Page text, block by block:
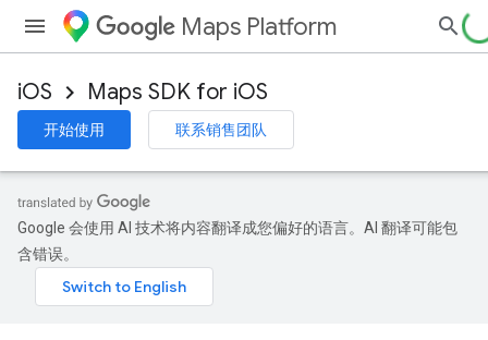
Maps Platform
iOS Maps SDK for iOS
开始使用 联系销售团队
Google 会使用 AI 技术将内容翻译成您偏好的语言。AI 翻译可能包
含错误。